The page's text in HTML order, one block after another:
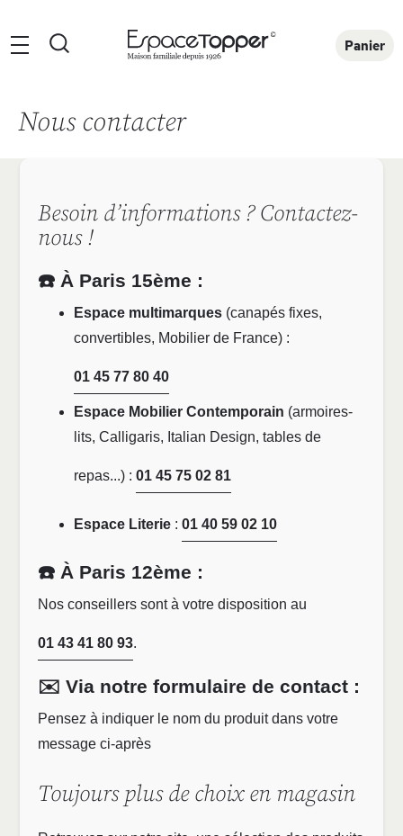
Panier
Rechercher
Nous contacter
Besoin d’informations ? Contactez-
nous !
☎️ À Paris 15ème :
Espace multimarques (canapés fixes,
convertibles, Mobilier de France) :
01 45 77 80 40
Espace Mobilier Contemporain (armoires-
lits, Calligaris, Italian Design, tables de
repas...) : 01 45 75 02 81
Espace Literie : 01 40 59 02 10
☎️ À Paris 12ème :
Nos conseillers sont à votre disposition au
01 43 41 80 93.
✉️ Via notre formulaire de contact :
Pensez à indiquer le nom du produit dans votre
message ci-après
Toujours plus de choix en magasin